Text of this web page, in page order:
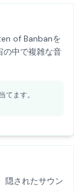
of Banbanを
の中で複雑な音
てます。
隠されたサウン